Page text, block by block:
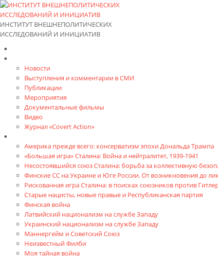
ИНСТИТУТ ВНЕШНЕПОЛИТИЧЕСКИХ
ИССЛЕДОВАНИЙ И ИНИЦИАТИВ
Новости
Выступления и коммента­рии в СМИ
Публикации
Мероприятия
Документальные фильмы
Видео
Журнал «Covert Action»
Америка прежде всего: консерватизм эпохи Дональда Трампа
«Большая игра» Сталина: Война и нейтралитет, 1939-1941
Несостоявшийся союз Сталина: борьба за коллективную
Финские СС на Украине и Юге России. От возникновения до
Рискованная игра Сталина: в поисках союзников против
Старые нацисты, новые правые и Республиканская партия
Финская война
Латвийский национализм на службе Западу
Украинский национализм на службе Западу
Маннергейм и Советский Союз
Неизвестный Филби
Моя тайная война